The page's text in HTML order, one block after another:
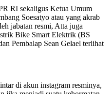
RI sekaligus Ketua Umum
Soesatyo atau yang akrab
jabatan resmi, Atta juga
Bike Smart Elektrik (BS
Pembalap Sean Gelael terlihat
di akun instagram resminya,